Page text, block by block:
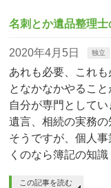
名刺とか遺品整理
2020年4月5日 独立
あれも必要、これ
となかなかやるこ
自分が専門として
遺言、相続の実務
そうですが、個人
くのなら簿記の知
この記事を読む